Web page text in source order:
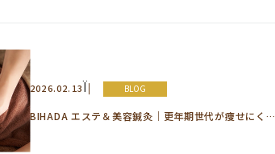
2026.02.13Ï BLOG
BIHADA エステ＆美容鍼灸｜更年期世代が痩せにく…